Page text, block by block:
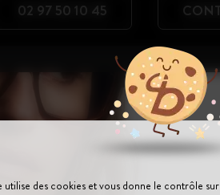
utilise des cookies et vous donne le contrôle
02 97 50 10 45